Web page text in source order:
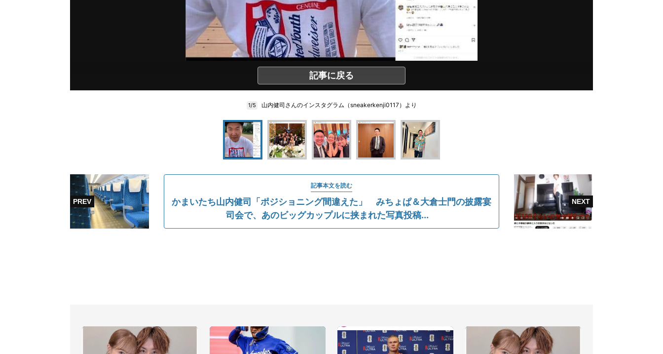
記事に戻る
1/5 山内健司さんのインスタグラム（sneakerkenji0117）より
記事本文を読む
かまいたち山内健司「ポジショニング間違えた」 みちょぱ＆大倉士門の披露宴
司会で、あのビッグカップルに挟まれた写真投稿...